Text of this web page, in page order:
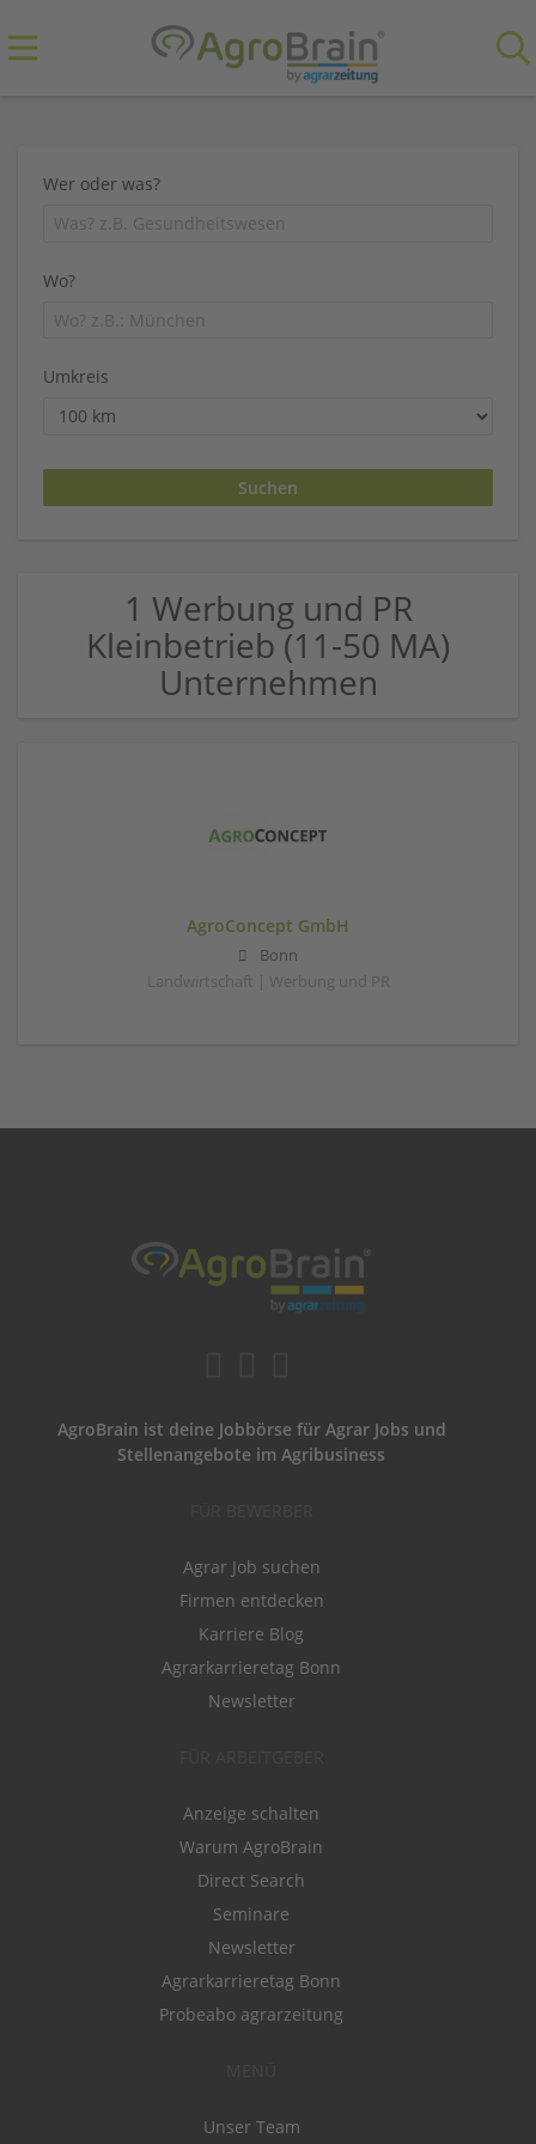
Wer oder was?
Wo?
Umkreis
1 Werbung und PR
Kleinbetrieb (11-50 MA)
Unternehmen
AgroConcept GmbH
Bonn
Landwirtschaft | Werbung und PR
AgroBrain ist deine Jobbörse für Agrar Jobs und
Stellenangebote im Agribusiness
Agrar Job suchen
Firmen entdecken
Karriere Blog
Agrarkarrieretag Bonn
Newsletter
Anzeige schalten
Warum AgroBrain
Direct Search
Seminare
Newsletter
Agrarkarrieretag Bonn
Probeabo agrarzeitung
Unser Team